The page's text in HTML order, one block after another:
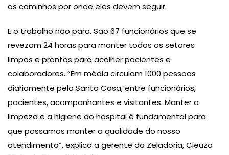
os caminhos por onde eles devem seguir.
E o trabalho não para. São 67 funcionários que se
revezam 24 horas para manter todos os setores
limpos e prontos para acolher pacientes e
colaboradores. “Em média circulam 1000 pessoas
diariamente pela Santa Casa, entre funcionários,
pacientes, acompanhantes e visitantes. Manter a
limpeza e a higiene do hospital é fundamental para
que possamos manter a qualidade do nosso
atendimento”, explica a gerente da Zeladoria, Cleuza